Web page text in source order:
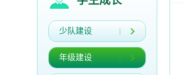
少队建设
年级建设